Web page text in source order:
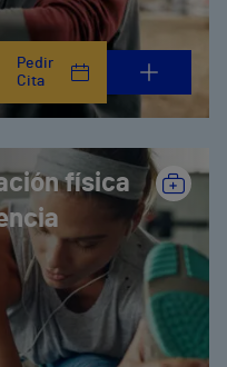
Pedir
Cita
física